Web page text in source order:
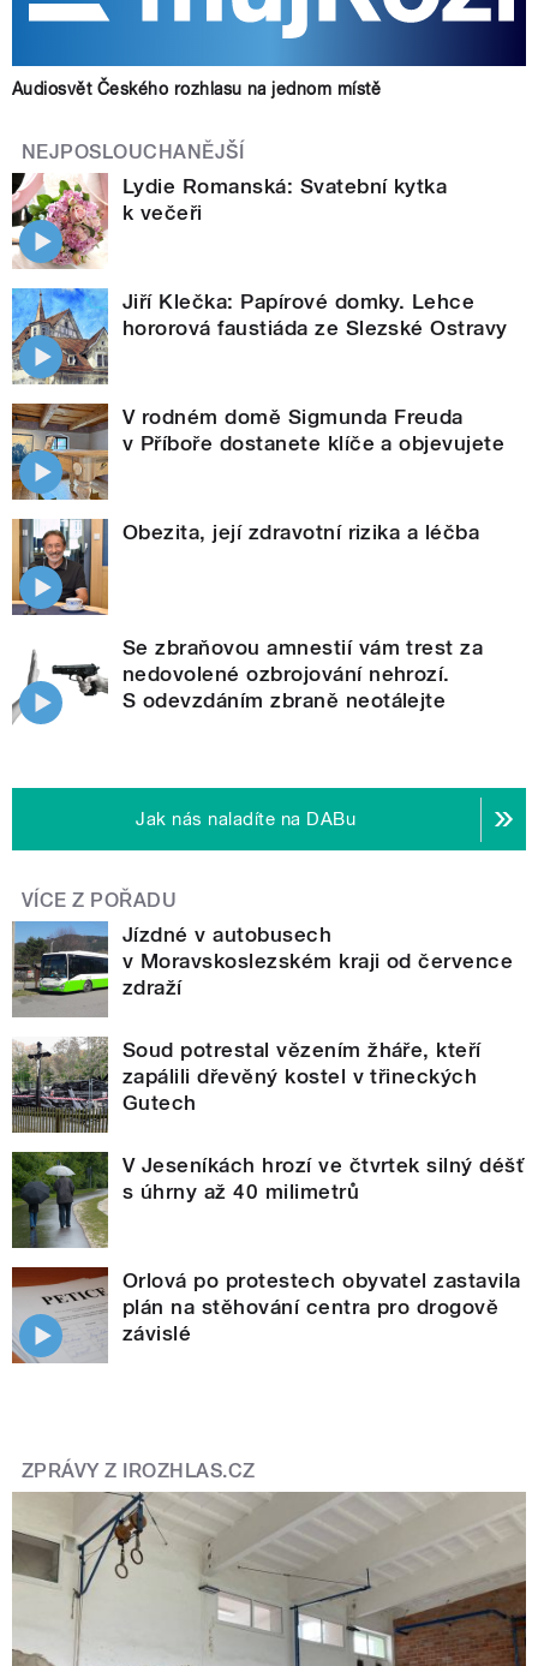
Audiosvět Českého rozhlasu na jednom místě
NEJPOSLOUCHANĚJŠÍ
Lydie Romanská: Svatební kytka
k večeři
Jiří Klečka: Papírové domky. Lehce
hororová faustiáda ze Slezské Ostravy
V rodném domě Sigmunda Freuda
v Příboře dostanete klíče a objevujete
Obezita, její zdravotní rizika a léčba
Se zbraňovou amnestií vám trest za
nedovolené ozbrojování nehrozí.
S odevzdáním zbraně neotálejte
Jak nás naladíte na DABu
VÍCE Z POŘADU
Jízdné v autobusech
v Moravskoslezském kraji od července
zdraží
Soud potrestal vězením žháře, kteří
zapálili dřevěný kostel v třineckých
Gutech
V Jeseníkách hrozí ve čtvrtek silný déšť
s úhrny až 40 milimetrů
Orlová po protestech obyvatel zastavila
plán na stěhování centra pro drogově
závislé
ZPRÁVY Z IROZHLAS.CZ